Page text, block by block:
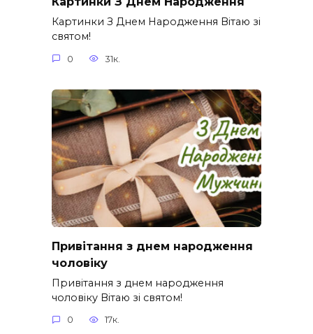
Картинки З Днем Народження Вітаю зі
святом!
0 31к.
Привітання з днем народження
чоловіку
Привітання з днем народження
чоловіку Вітаю зі святом!
0 17к.